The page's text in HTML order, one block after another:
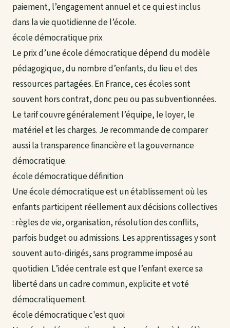
paiement, l’engagement annuel et ce qui est inclus
dans la vie quotidienne de l’école.
école démocratique prix
Le prix d’une école démocratique dépend du modèle
pédagogique, du nombre d’enfants, du lieu et des
ressources partagées. En France, ces écoles sont
souvent hors contrat, donc peu ou pas subventionnées.
Le tarif couvre généralement l’équipe, le loyer, le
matériel et les charges. Je recommande de comparer
aussi la transparence financière et la gouvernance
démocratique.
école démocratique définition
Une école démocratique est un établissement où les
enfants participent réellement aux décisions collectives
: règles de vie, organisation, résolution des conflits,
parfois budget ou admissions. Les apprentissages y sont
souvent auto-dirigés, sans programme imposé au
quotidien. L’idée centrale est que l’enfant exerce sa
liberté dans un cadre commun, explicite et voté
démocratiquement.
école démocratique c'est quoi